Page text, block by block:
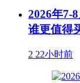
2026年7-
谁更值得
2 22小时前